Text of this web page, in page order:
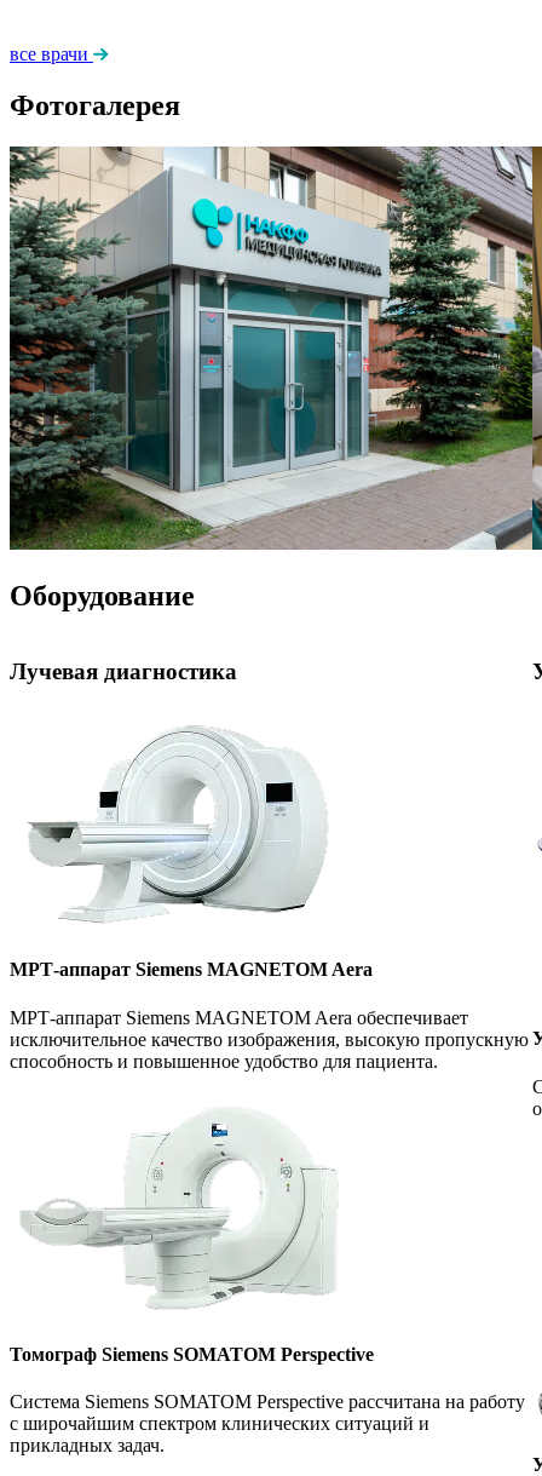
все врачи
Фотогалерея
Оборудование
Лучевая диагностика
МРТ-аппарат Siemens MAGNETOM Aera
МРТ-аппарат Siemens MAGNETOM Aera обеспечивает
исключительное качество изображения, высокую пропускную
способность и повышенное удобство для пациента.
Томограф Siemens SOMATOM Perspective
Система Siemens SOMATOM Perspective рассчитана на работу
с широчайшим спектром клинических ситуаций и
прикладных задач.